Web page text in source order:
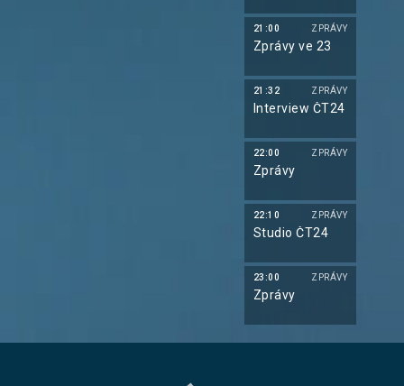
21:00 ZPRÁVY
Zprávy ve 23
21:32 ZPRÁVY
Interview ČT24
22:00 ZPRÁVY
Zprávy
22:10 ZPRÁVY
Studio ČT24
23:00 ZPRÁVY
Zprávy